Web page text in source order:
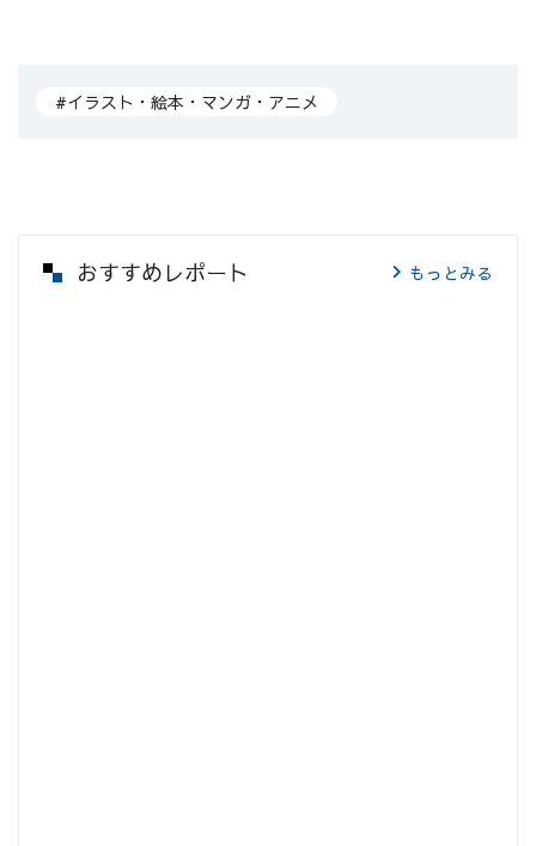
#イラスト・絵本・マンガ・アニメ
おすすめレポート もっとみる